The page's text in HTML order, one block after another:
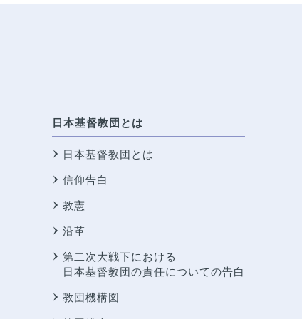
日本基督教団とは
日本基督教団とは
信仰告白
教憲
沿革
第二次大戦下における
日本基督教団の責任についての告白
教団機構図